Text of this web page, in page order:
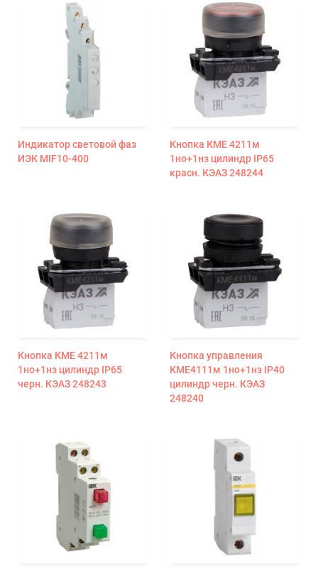
Индикатор световой фаз
ИЭК MIF10-400
Кнопка КМЕ 4211м
1но+1нз цилиндр IP65
красн. КЭАЗ 248244
Кнопка КМЕ 4211м
1но+1нз цилиндр IP65
черн. КЭАЗ 248243
Кнопка управления
КМЕ4111м 1но+1нз IP40
цилиндр черн. КЭАЗ
248240